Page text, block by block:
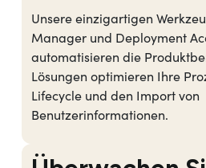
Unsere einzigartigen
Manager und Deployment
automatisieren die
Lösungen optimieren Ihre
Lifecycle und den Import von
Benutzerinformationen.